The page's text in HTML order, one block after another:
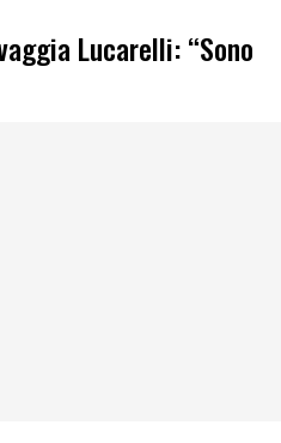
Lucarelli: “Sono